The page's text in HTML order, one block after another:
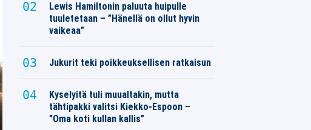
Lewis Hamiltonin paluuta huipulle
tuuletetaan – ”Hänellä on ollut hyvin
vaikeaa”
Jukurit teki poikkeuksellisen ratkaisun
Kyselyitä tuli muualtakin, mutta
tähtipakki valitsi Kiekko-Espoon –
”Oma koti kullan kallis”